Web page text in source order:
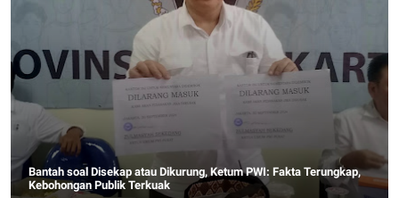
Bantah soal Disekap atau Dikurung, Ketum PWI: Fakta Terungkap,
Kebohongan Publik Terkuak